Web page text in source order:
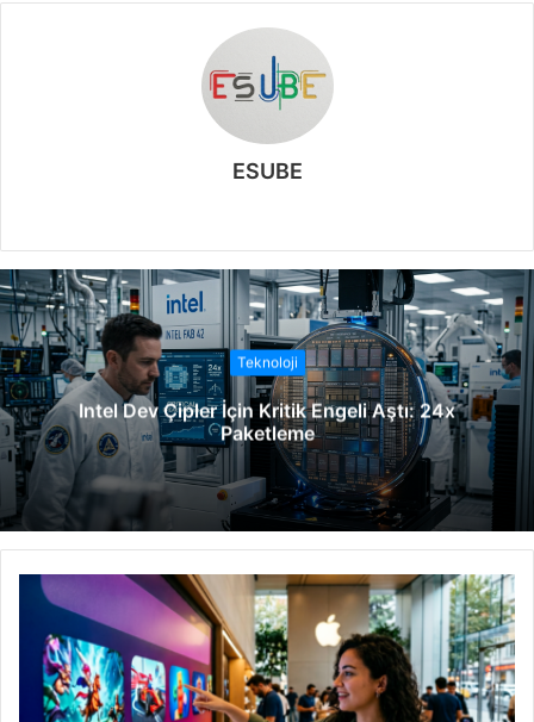
ESUBE
b
s
i
t
e
s
i
Teknoloji
Intel Dev Çipler İçin Kritik Engeli Aştı: 24x
Paketleme